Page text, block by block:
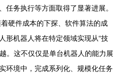
任务执行等方面取得了显著进展。
硬件成本的下探、软件算法的成
形机器人将在特定领域实现从“技
。这不仅仅是单台机器人的能力展
环境中，完成系列化、规模化任务